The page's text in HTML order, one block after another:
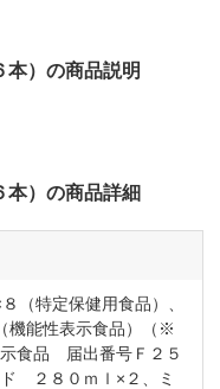
本）の商品説明
本）の商品詳細
（特定保健用食品）、
機能性表示食品）（※
食品 届出番号Ｆ２５
２８０ｍｌ×２、ミ